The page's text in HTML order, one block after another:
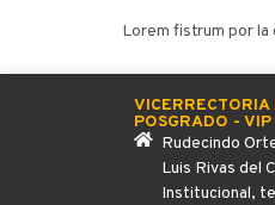
Lorem fistrum por la
VICERRECTORIA
POSGRADO - VIP
Rudecindo
Luis Rivas del
Institucional,